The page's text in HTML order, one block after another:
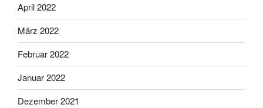
April 2022
März 2022
Februar 2022
Januar 2022
Dezember 2021